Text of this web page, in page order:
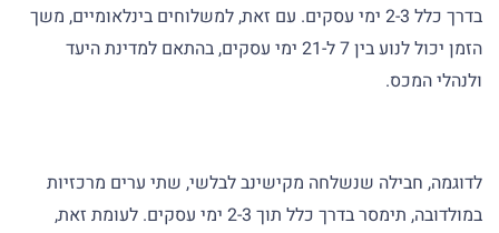
בדרך כלל 2-3 ימי עסקים. עם זאת, למשלוחים בינלאומיים, משך
הזמן יכול לנוע בין 7 ל-21 ימי עסקים, בהתאם למדינת היעד
ולנהלי המכס.
לדוגמה, חבילה שנשלחה מקישינב לבלשי, שתי ערים מרכזיות
במולדובה, תימסר בדרך כלל תוך 2-3 ימי עסקים. לעומת זאת,